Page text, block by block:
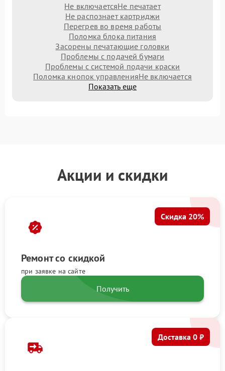
Не включаетсяНе печатает
Не распознает картриджи
Перегрев во время работы
Поломка блока питания
Засорены печатающие головки
Проблемы с подачей бумаги
Проблемы с системой подачи краски
Поломка кнопок управленияНе включается
Показать еще
Акции и скидки
Ремонт со скидкой
при заявке на сайте
Скидка 20%
Получить
Доставка 0 ₽